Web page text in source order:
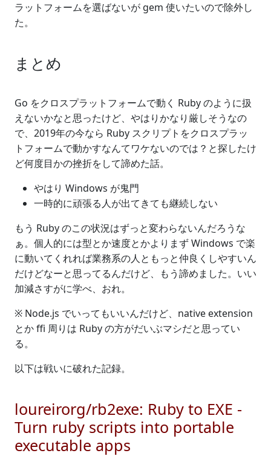
ラットフォームを選ばないが gem 使いたいので除外し
た。
まとめ
Go をクロスプラットフォームで動く Ruby のように扱
えないかなと思ったけど、やはりかなり厳しそうなの
で、2019年の今なら Ruby スクリプトをクロスプラッ
トフォームで動かすなんてワケないのでは？と探したけ
ど何度目かの挫折をして諦めた話。
やはり Windows が鬼門
一時的に頑張る人が出てきても継続しない
もう Ruby のこの状況はずっと変わらないんだろうな
ぁ。個人的には型とか速度とかよりまず Windows で楽
に動いてくれれば業務系の人ともっと仲良くしやすいん
だけどなーと思ってるんだけど、もう諦めました。いい
加減さすがに学べ、おれ。
※ Node.js でいってもいいんだけど、native extension
とか ffi 周りは Ruby の方がだいぶマシだと思ってい
る。
以下は戦いに破れた記録。
loureirorg/rb2exe: Ruby to EXE -
Turn ruby scripts into portable
executable apps